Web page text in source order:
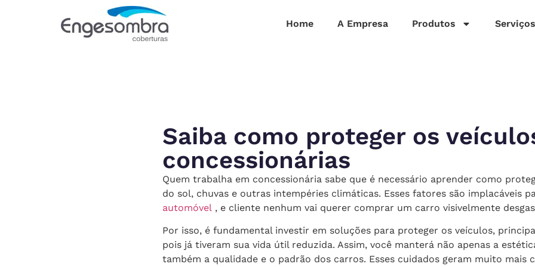
Home A Empresa Produtos Serviços
Saiba como proteger os
concessionárias
Quem trabalha em concessionária sabe que é necessário aprender como
do sol, chuvas e outras intempéries climáticas. Esses fatores são implacáveis
automóvel , e cliente nenhum vai querer comprar um carro visivelmente
Por isso, é fundamental investir em soluções para proteger os veículos,
pois já tiveram sua vida útil reduzida. Assim, você manterá não apenas a
também a qualidade e o padrão dos carros. Esses cuidados geram muito mais